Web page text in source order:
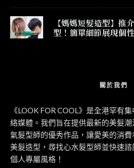
【媽媽短髮造型】推
型！簡單細節展現個性
關於我們
《LOOK FOR COOL》是全港罕有
絡媒體。我們旨在提供最新的美髮
氣髮型師的優秀作品，讓愛美的消
美髮造型，尋找心水髮型師並快速
個人專屬風格！